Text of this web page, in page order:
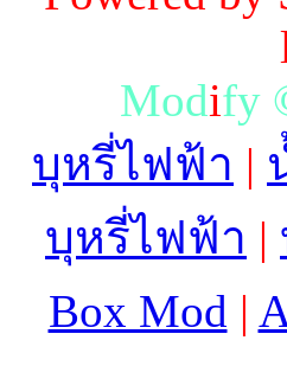
Modify
บุหรี่ไฟฟ้า |
บุหรี่ไฟฟ้า |
Box Mod |